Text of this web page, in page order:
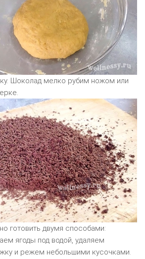
Шоколад мелко рубим ножом или
готовить двумя способами:
ягоды под водой, удаляем
и режем небольшими кусочками.